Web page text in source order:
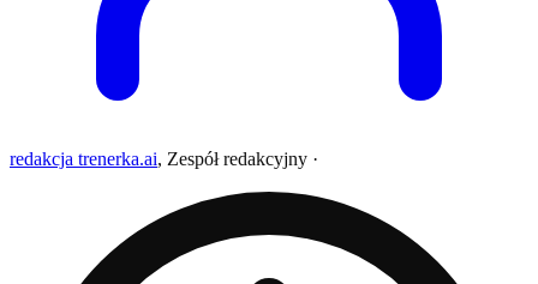
redakcja trenerka.ai, Zespół redakcyjny ·